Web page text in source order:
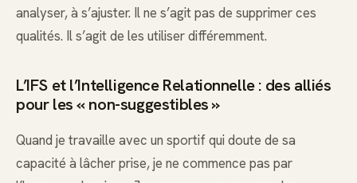
analyser, à s’ajuster. Il ne s’agit pas de supprimer ces
qualités. Il s’agit de les utiliser différemment.
L’IFS et l’Intelligence Relationnelle : des alliés
pour les « non-suggestibles »
Quand je travaille avec un sportif qui doute de sa
capacité à lâcher prise, je ne commence pas par